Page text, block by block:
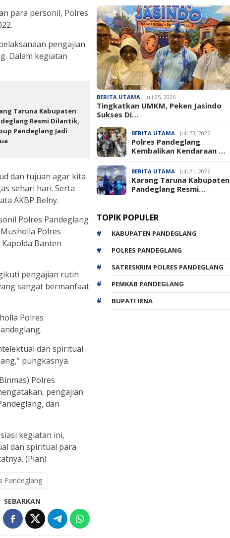
para personil, Polres
pengajian
Dalam kegiatan
Taruna Kabupaten
Resmi Dilantik,
Pandeglang Jadi
dan tujuan agar kita
sehari hari. Serta
AKBP Belny.
Polres Pandeglang
Polres
Banten
pengajian rutin
sangat bermanfaat
Polres
dan spiritual
pungkasnya.
Polres
pengajian
dan
kegiatan ini,
dan spiritual para
(Pian)
Pandeglang
SEBARKAN
BERITA UTAMA Juli 25, 2026
Tingkatkan UMKM, Peken Jasindo
Sukses Di…
BERITA UTAMA Juli 23, 2026
‎Polres Pandeglang
Kembalikan Kendaraan …
BERITA UTAMA Juli 21, 2026
Karang Taruna Kabupaten
Pandeglang Resmi…
TOPIK POPULER
KABUPATEN PANDEGLANG
POLRES PANDEGLANG
SATRESKRIM POLRES PANDEGLANG
PEMKAB PANDEGLANG
BUPATI IRNA